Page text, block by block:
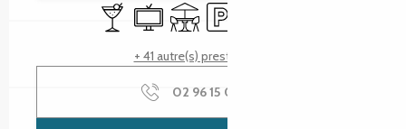
Bar / Buvette
TélévisionTerrasseParking
+ 41 autre(s) prestation(s)
02 96 15 00